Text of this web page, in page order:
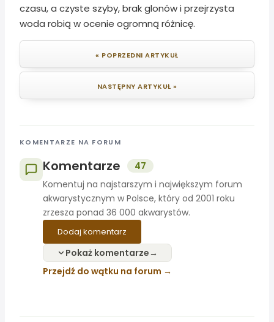
czasu, a czyste szyby, brak glonów i przejrzysta
woda robią w ocenie ogromną różnicę.
« POPRZEDNI ARTYKUŁ
NASTĘPNY ARTYKUŁ »
KOMENTARZE NA FORUM
Komentarze
47
Komentuj na najstarszym i największym forum
akwarystycznym w Polsce, który od 2001 roku
zrzesza ponad 36 000 akwarystów.
Dodaj komentarz
Pokaż komentarze
Przejdź do wątku na forum